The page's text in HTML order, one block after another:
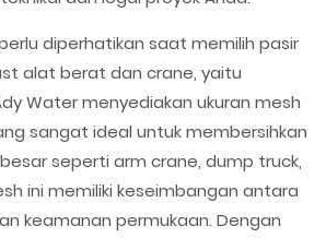
diperhatikan saat memilih pasir
alat berat dan crane, yaitu
Water menyediakan ukuran mesh
sangat ideal untuk membersihkan
seperti arm crane, dump truck,
ini memiliki keseimbangan antara
keamanan permukaan. Dengan